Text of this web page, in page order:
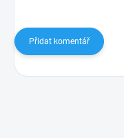
Přidat komentář